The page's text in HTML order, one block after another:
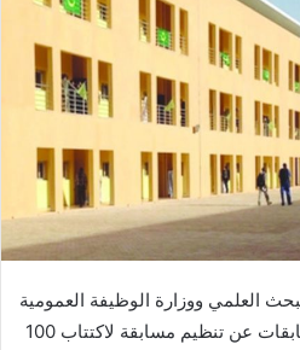
العلمي ووزارة الوظيفة العمومية
والعمل، واللجنة الوطنية للمسابقات عن تنظيم مسابقة لاكتتاب 100